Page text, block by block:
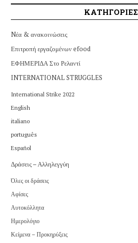
ΚΑΤΗΓΟΡΙΕΣ
Nέα & ανακοινώσεις
Επιτροπή εργαζομένων efood
ΕΦΗΜΕΡΙΔΑ Στο Ρελαντί
INTERNATIONAL STRUGGLES
International Strike 2022
English
italiano
português
Español
Δράσεις – Αλληλεγγύη
Όλες οι δράσεις
Αφίσες
Αυτοκόλλητα
Ημερολόγιο
Κείμενα – Προκηρύξεις